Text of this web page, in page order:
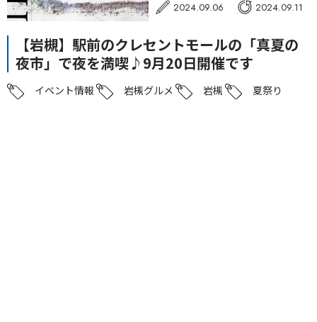
2024.09.06 2024.09.11
【岩槻】駅前のクレセントモールの「真夏の
夜市」で夜を満喫♪9月20日開催です
イベント情報 岩槻グルメ 岩槻 夏祭り